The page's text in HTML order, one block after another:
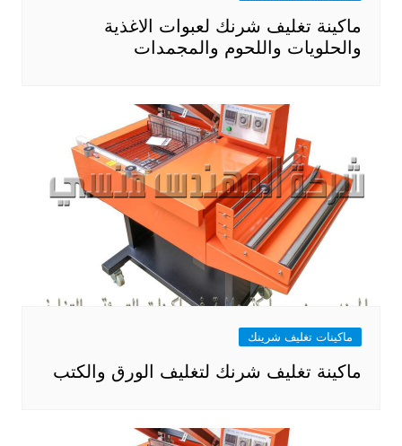
ماكينة تغليف شرنك لعبوات الاغذية
والحلويات واللحوم والمجمدات
ماكينات تغليف شرينك
ماكينة تغليف شرنك لتغليف الورق والكتب